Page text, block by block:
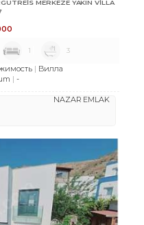
MERKEZE YAKIN VİLLA
1 3
Вилла
-
NAZAR EMLAK